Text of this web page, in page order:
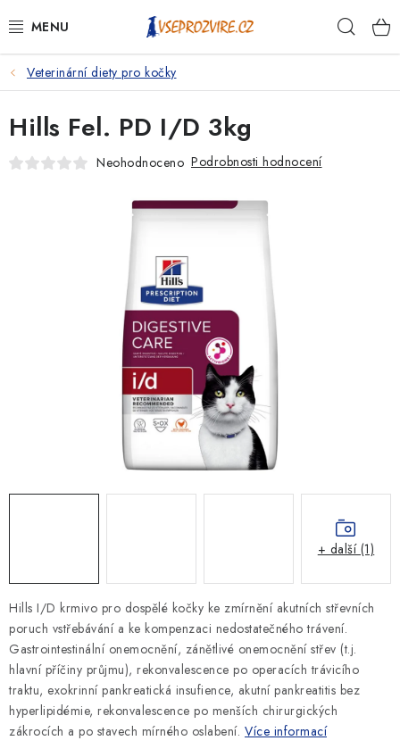
na
PSI
KOČKY
KONĚ
KRÁLÍCI/HLODAVCI/PTÁCI
Ceník dopravy Kontakty
Obchodní podmínky
Veterinární diety pro kočky
Hills I/D krmivo pro dospělé kočky ke zmírnění akutních střevních
poruch vstřebávání a ke kompenzaci nedostatečného trávení.
Gastrointestinální onemocnění, zánětlivé onemocnění střev (t.j.
hlavní příčiny průjmu), rekonvalescence po operacích trávicího
traktu, exokrinní pankreatická insufience, akutní pankreatitis bez
hyperlipidémie, rekonvalescence po menších chirurgických
zákrocích a po stavech mírného oslabení. Více informací
Hills Fel. PD I/D 3kg
Neohodnoceno Podrobnosti hodnocení
+ další (1)